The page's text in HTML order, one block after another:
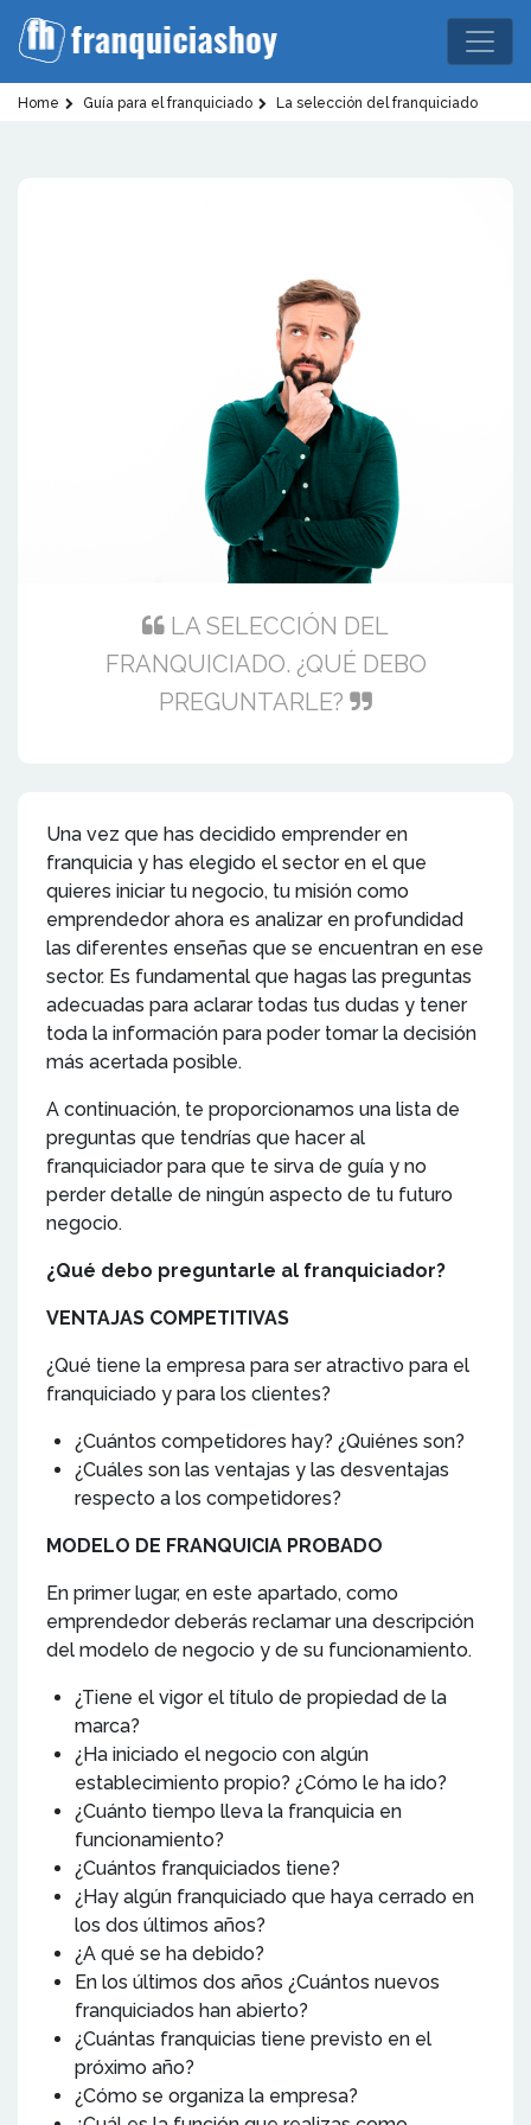
Home Guía para el franquiciado La selección del franquiciado
LA SELECCIÓN DEL
FRANQUICIADO. ¿QUÉ DEBO
PREGUNTARLE?
Una vez que has decidido emprender en
franquicia y has elegido el sector en el que
quieres iniciar tu negocio, tu misión como
emprendedor ahora es analizar en profundidad
las diferentes enseñas que se encuentran en ese
sector. Es fundamental que hagas las preguntas
adecuadas para aclarar todas tus dudas y tener
toda la información para poder tomar la decisión
más acertada posible.
A continuación, te proporcionamos una lista de
preguntas que tendrías que hacer al
franquiciador para que te sirva de guía y no
perder detalle de ningún aspecto de tu futuro
negocio.
¿Qué debo preguntarle al franquiciador?
VENTAJAS COMPETITIVAS
¿Qué tiene la empresa para ser atractivo para el
franquiciado y para los clientes?
¿Cuántos competidores hay? ¿Quiénes son?
¿Cuáles son las ventajas y las desventajas
respecto a los competidores?
MODELO DE FRANQUICIA PROBADO
En primer lugar, en este apartado, como
emprendedor deberás reclamar una descripción
del modelo de negocio y de su funcionamiento.
¿Tiene el vigor el título de propiedad de la
marca?
¿Ha iniciado el negocio con algún
establecimiento propio? ¿Cómo le ha ido?
¿Cuánto tiempo lleva la franquicia en
funcionamiento?
¿Cuántos franquiciados tiene?
¿Hay algún franquiciado que haya cerrado en
los dos últimos años?
¿A qué se ha debido?
En los últimos dos años ¿Cuántos nuevos
franquiciados han abierto?
¿Cuántas franquicias tiene previsto en el
próximo año?
¿Cómo se organiza la empresa?